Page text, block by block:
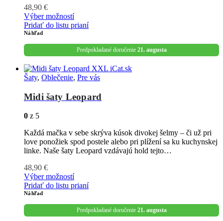
48,90 €
Výber možností
Pridať do listu prianí
Náhľad
Predpokladané doručenie 21. augusta
Šaty, Oblečenie, Pre vás
Midi šaty Leopard
0 z 5
Každá mačka v sebe skrýva kúsok divokej šelmy – či už pri
love ponožiek spod postele alebo pri plížení sa ku kuchynskej
linke. Naše šaty Leopard vzdávajú hold tejto…
48,90 €
Výber možností
Pridať do listu prianí
Náhľad
Predpokladané doručenie 21. augusta